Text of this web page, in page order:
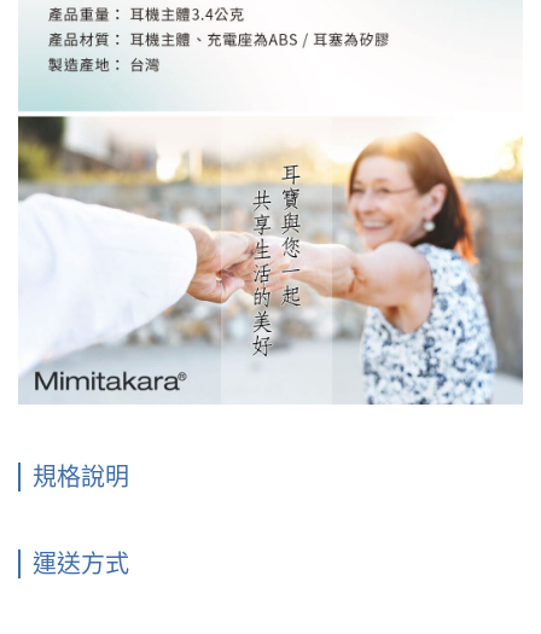
規格說明
運送方式